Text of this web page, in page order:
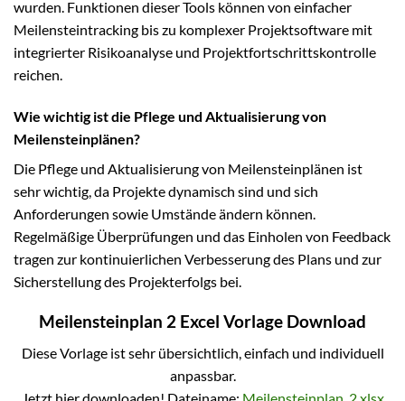
wurden. Funktionen dieser Tools können von einfacher
Meilensteintracking bis zu komplexer Projektsoftware mit
integrierter Risikoanalyse und Projektfortschrittskontrolle
reichen.
Wie wichtig ist die Pflege und Aktualisierung von
Meilensteinplänen?
Die Pflege und Aktualisierung von Meilensteinplänen ist
sehr wichtig, da Projekte dynamisch sind und sich
Anforderungen sowie Umstände ändern können.
Regelmäßige Überprüfungen und das Einholen von Feedback
tragen zur kontinuierlichen Verbesserung des Plans und zur
Sicherstellung des Projekterfolgs bei.
Meilensteinplan 2 Excel Vorlage Download
Diese Vorlage ist sehr übersichtlich, einfach und individuell
anpassbar.